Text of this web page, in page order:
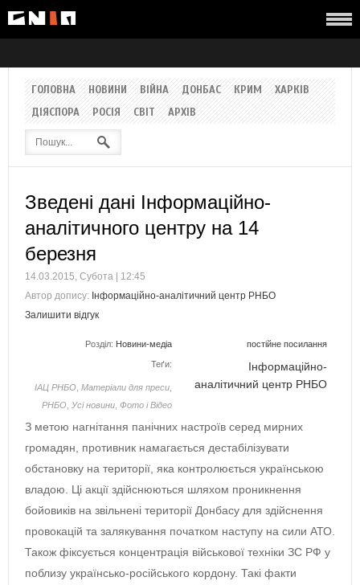
ГОЛОВНА НОВИНИ ВІЙНА ДОНБАС КРИМ
ХАРКІВ
ДІЯСПОРА
РОСІЯ СВІТ АРХІВ
Зведені дані Інформаційно-
аналітичного центру на 14
березня
14.03.2015, Субота | 12:45
Автор допису: Інформаційно-аналітичний центр РНБО
Залишити відгук
Розділ: Новини-медіа постійне посилання
Теґи:
ІАЦ РНБО Матеріали для преси
РНБО
Усі новини Фото і Відео
Інформаційно-
аналітичний центр РНБО
З метою нагнітання панічних настроїв серед мирних
громадян, противник намагається дестабілізувати
обстановку на території, яка контролюється українською
владою. Ці акції здійснюються шляхом проникнення
бойовиків на звільнені території Донбасу для здійснення
провокацій та залякування початком наступу на сили АТО.
Також фіксується концентрація військової техніки ЗС РФ у
поблизу українсько-російського кордону. Такі факти